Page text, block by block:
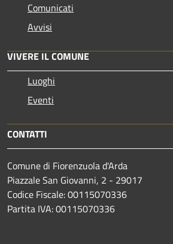
Comunicati
Avvisi
VIVERE IL COMUNE
Luoghi
Eventi
CONTATTI
Comune di Fiorenzuola d'Arda
Piazzale San Giovanni, 2 - 29017
Codice Fiscale: 00115070336
Partita IVA: 00115070336